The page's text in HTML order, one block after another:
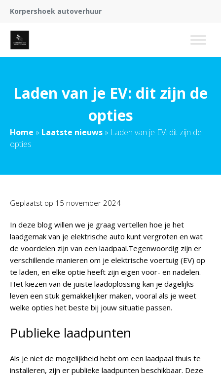
Korpershoek autoverhuur
Laden van je EV: dit zijn de
opties
Home » Laatste nieuws » Laden van je EV: dit zijn de
opties
Geplaatst op 15 november 2024
In deze blog willen we je graag vertellen hoe je het
laadgemak van je elektrische auto kunt vergroten en wat
de voordelen zijn van een laadpaal.Tegenwoordig zijn er
verschillende manieren om je elektrische voertuig (EV) op
te laden, en elke optie heeft zijn eigen voor- en nadelen.
Het kiezen van de juiste laadoplossing kan je dagelijks
leven een stuk gemakkelijker maken, vooral als je weet
welke opties het beste bij jouw situatie passen.
Publieke laadpunten
Als je niet de mogelijkheid hebt om een laadpaal thuis te
installeren, zijn er publieke laadpunten beschikbaar. Deze